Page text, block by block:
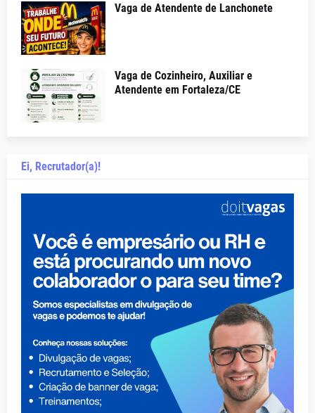
Vaga de Atendente de Lanchonete
Vaga de Cozinheiro, Auxiliar e
Atendente em Fortaleza/CE
Ei, Recrutador(a)!